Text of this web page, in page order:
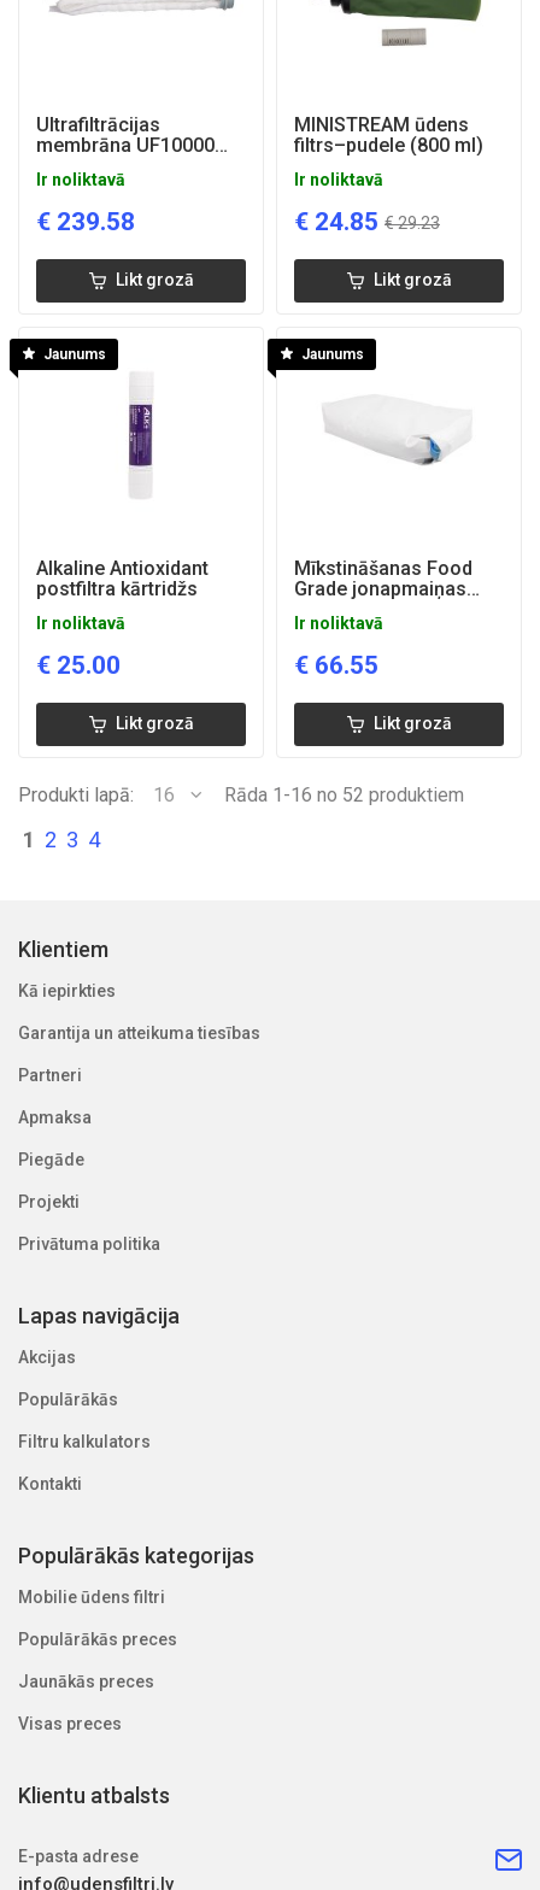
Ultrafiltrācijas
membrāna UF10000
Ir noliktavā
€ 239.58
Likt grozā
MINISTREAM ūdens
filtrs–pudele (800 ml)
Ir noliktavā
€ 24.85 €29.23
Likt grozā
Jaunums
Alkaline Antioxidant
postfiltra kārtridžs
Ir noliktavā
€ 25.00
Likt grozā
Jaunums
Mīkstināšanas Food
Grade jonapmaiņas
TC007FG 25l/maiss
Ir noliktavā
€ 66.55
Likt grozā
Produkti lapā: 16 Rāda 1-16 no 52 produktiem
1 2 3 4
Klientiem
Kā iepirkties
Garantija un atteikuma tiesības
Partneri
Apmaksa
Piegāde
Projekti
Privātuma politika
Lapas navigācija
Akcijas
Populārākās
Filtru kalkulators
Kontakti
Populārākās kategorijas
Mobilie ūdens filtri
Populārākās preces
Jaunākās preces
Visas preces
Klientu atbalsts
E-pasta adrese
info@udensfiltri.lv